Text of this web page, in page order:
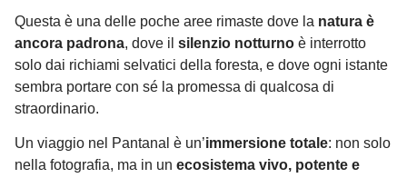
Questa è una delle poche aree rimaste dove la natura è
ancora padrona, dove il silenzio notturno è interrotto
solo dai richiami selvatici della foresta, e dove ogni istante
sembra portare con sé la promessa di qualcosa di
straordinario.
Un viaggio nel Pantanal è un’immersione totale: non solo
nella fotografia, ma in un ecosistema vivo, potente e